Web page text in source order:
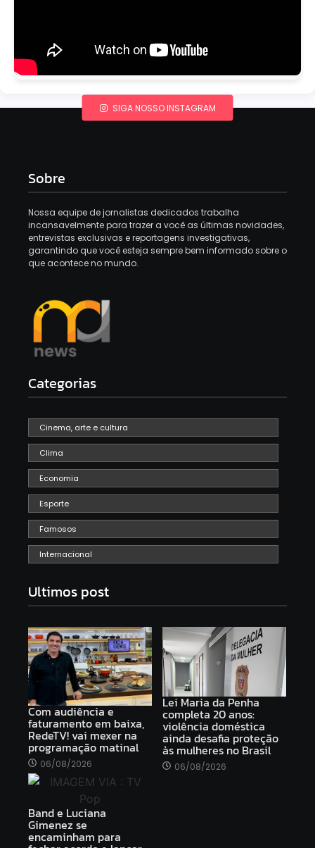
SIGA NOSSO INSTAGRAM
Sobre
Nossa equipe de jornalistas dedicados trabalha
incansavelmente para trazer a você as últimas novidades,
entrevistas exclusivas e reportagens investigativas,
garantindo que você esteja sempre bem informado sobre o
que acontece no mundo.
Categorias
Cinema, arte e cultura
Clima
Economia
Esporte
Famosos
Internacional
Ultimos post
Com audiência e
faturamento em baixa,
RedeTV! vai mexer na
programação matinal
06/08/2026
Lei Maria da Penha
completa 20 anos:
violência doméstica
ainda desafia proteção
às mulheres no Brasil
06/08/2026
Band e Luciana
Gimenez se
encaminham para